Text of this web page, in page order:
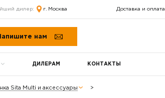
дилер: г. Москва Доставка и оплата
нам
ДИЛЕРАМ КОНТАКТЫ
Sita Multi и аксессуары